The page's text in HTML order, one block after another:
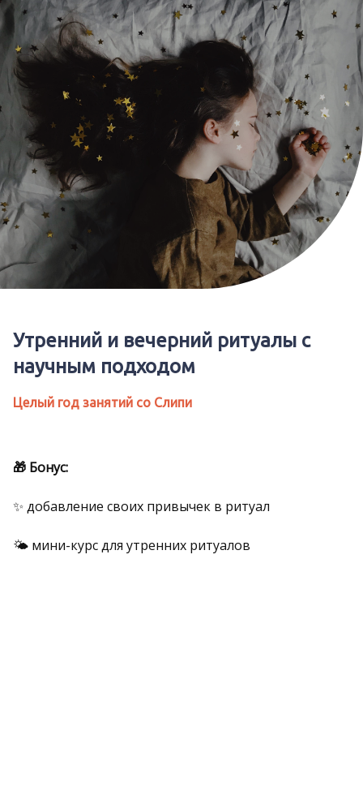
Утренний и вечерний ритуалы с
научным подходом
Целый год занятий со Слипи
🎁 Бонус:
✨ добавление своих привычек в ритуал
🌤 мини-курс для утренних ритуалов